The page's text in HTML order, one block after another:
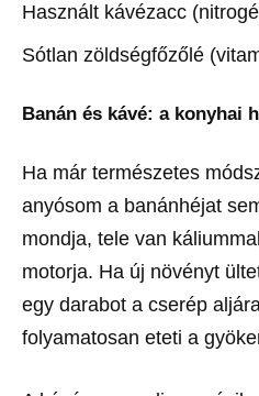
Használt kávézacc
Sótlan zöldségfőzőlé
Banán és kávé: a konyhai
Ha már természetes
anyósom a banánhéjat
mondja, tele van
motorja. Ha új növényt
egy darabot a cserép
folyamatosan eteti a